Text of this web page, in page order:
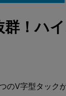
群！ハ
のV字型タック